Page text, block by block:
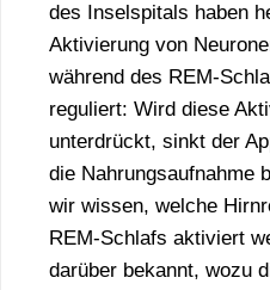
des Inselspitals haben
Aktivierung von
während des REM-
reguliert: Wird diese
unterdrückt, sinkt der
die Nahrungsaufnahme
wir wissen, welche
REM-Schlafs aktiviert
darüber bekannt, wozu